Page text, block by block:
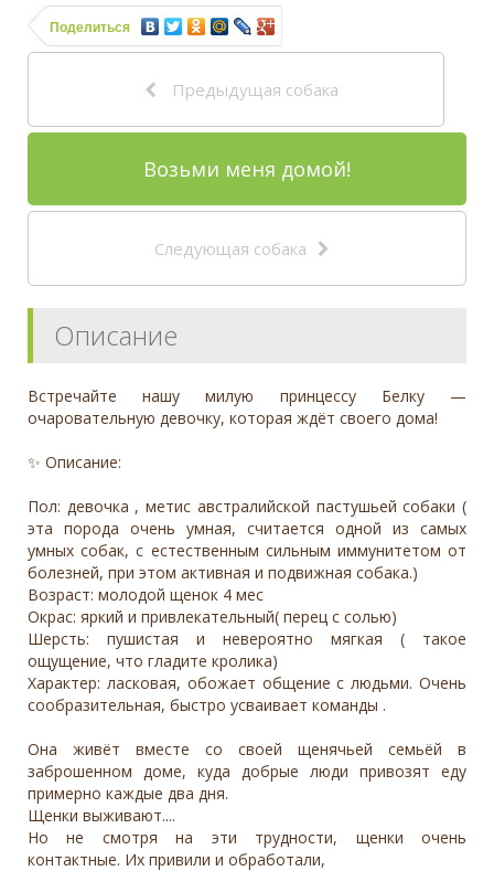
Поделиться
Предыдущая собака
Возьми меня домой!
Следующая собака
Описание
Встречайте нашу милую принцессу Белку —
очаровательную девочку, которая ждёт своего дома!
✨ Описание:
Пол: девочка , метис австралийской пастушьей собаки (
эта порода очень умная, считается одной из самых
умных собак, с естественным сильным иммунитетом от
болезней, при этом активная и подвижная собака.)
Возраст: молодой щенок 4 мес
Окрас: яркий и привлекательный( перец с солью)
Шерсть: пушистая и невероятно мягкая ( такое
ощущение, что гладите кролика)
Характер: ласковая, обожает общение с людьми. Очень
сообразительная, быстро усваивает команды .
Она живёт вместе со своей щенячьей семьёй в
заброшенном доме, куда добрые люди привозят еду
примерно каждые два дня.
Щенки выживают....
Но не смотря на эти трудности, щенки очень
контактные. Их привили и обработали,